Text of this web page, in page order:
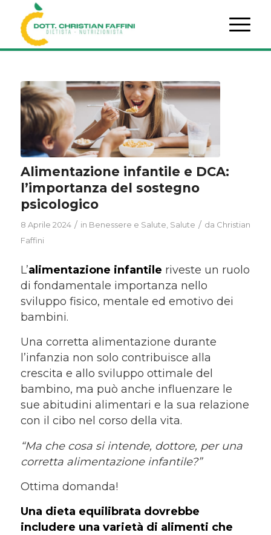
Alimentazione infantile e DCA:
l’importanza del sostegno
psicologico
8 Aprile 2024 / in Benessere e Salute Salute / da Christian
Faffini
L’alimentazione infantile riveste un ruolo
di fondamentale importanza nello
sviluppo fisico, mentale ed emotivo dei
bambini.
Una corretta alimentazione durante
l’infanzia non solo contribuisce alla
crescita e allo sviluppo ottimale del
bambino, ma può anche influenzare le
sue abitudini alimentari e la sua relazione
con il cibo nel corso della vita.
“Ma che cosa si intende, dottore, per una
corretta alimentazione infantile?”
Ottima domanda!
Una dieta equilibrata dovrebbe
includere una varietà di alimenti che